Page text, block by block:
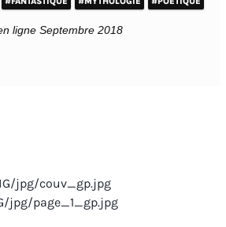
ligne Septembre 2018
jpg/couv_gp.jpg
jpg/page_1_gp.jpg